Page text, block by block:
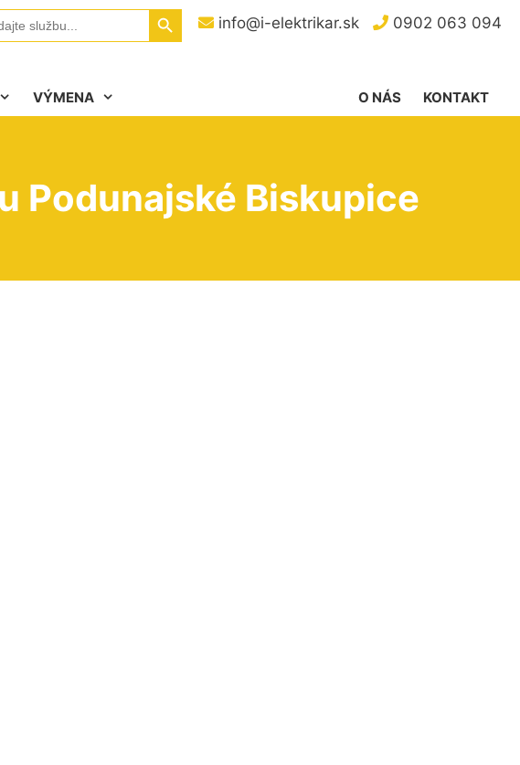
info@i-elektrikar.sk 0902 063 094
Search Button
VÝMENA KONTAKT
O NÁS
Podunajské Biskupice